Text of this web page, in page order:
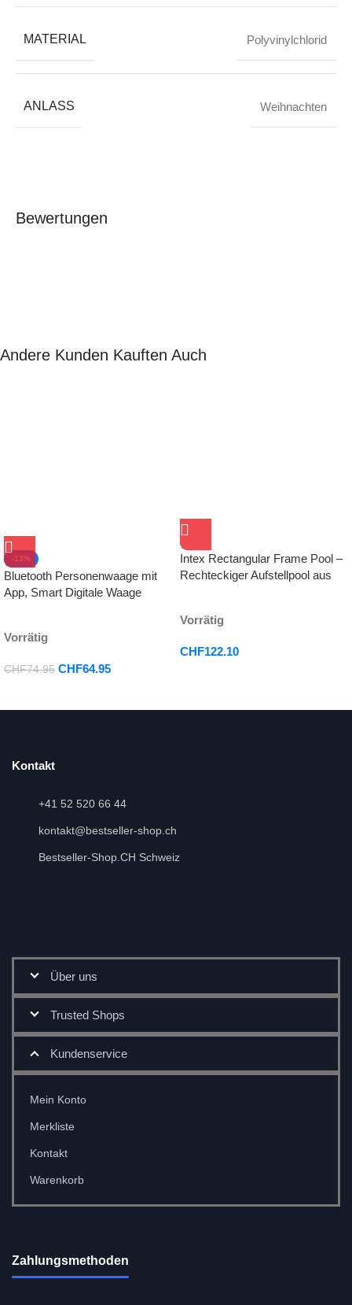
MATERIAL Polyvinylchlorid
ANLASS Weihnachten
Bewertungen
Andere Kunden Kauften Auch
-13%
Bluetooth Personenwaage mit
App, Smart Digitale Waage
Vorrätig
CHF74.95 CHF64.95
Intex Rectangular Frame Pool –
Rechteckiger Aufstellpool aus
Vorrätig
CHF122.10
Kontakt
+41 52 520 66 44
kontakt@bestseller-shop.ch
Bestseller-Shop.CH Schweiz
Über uns
Trusted Shops
Kundenservice
Mein Konto
Merkliste
Kontakt
Warenkorb
Zahlungsmethoden